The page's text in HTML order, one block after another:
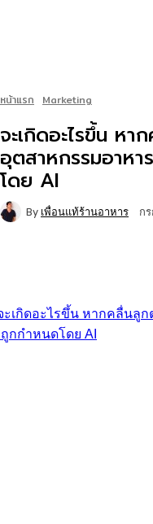
หน้าแรก Marketing
จะเกิดอะไรขึ้น ห
อุตสาหกรรมอาหา
โดย AI
By เพื่อนแท้ร้านอาหาร ก